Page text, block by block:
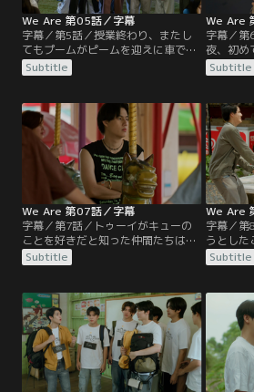
We Are 第05話／字幕
字幕／第5話／授業終わり、またし
てもプームがピームを迎えに車でや
ってくる。使い走りの仕事と称して
ピームに自宅の掃除をさせるプーム
言い出す。やがてピームはそのまま
眠ってしまう。ロイクラトン祭りの
日がやってきて、にぎやかなムード
の中、仲間たちが集まる。テーンは
ファーンに付き合ってほしいと告
げ、OKの返事をもらう。
Subtitle
We Are
字幕／第
夜、初め
ム。まだ
ではない
自分の気
る。プー
の仲間た
行く。そ
のことを
される。
Subtitle
We Are 第07話／字幕
字幕／第7話／トゥーイがキューの
ことを好きだと知った仲間たちは、
パンのアイディアで、チェーンとト
ゥーイが付き合うかもしれないとい
とに。全員で遊園地に行く話が持ち
上がり、そこでもキューの気持ちを
試す計画は続く。お化け屋敷に入っ
たキューはトゥーイに本当にチェー
ンが好きなのかと訊く。一方…。
Subtitle
We Are
字幕／第
うとした
ューだが
ゥーイと
る。キュ
を過ご
ちはボ
ることに
リクルー
たち、そ
Subtitle